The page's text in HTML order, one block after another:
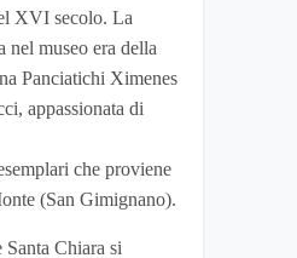
XVI secolo. La
nel museo era della
Panciatichi Ximenes
appassionata di
che proviene
(San Gimignano).
Chiara si